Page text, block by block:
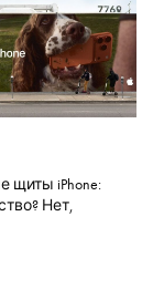
щиты iPhone:
Нет,